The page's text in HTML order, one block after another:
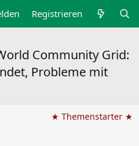
Registrieren
Community Grid:
Probleme mit
★ Themenstarter ★